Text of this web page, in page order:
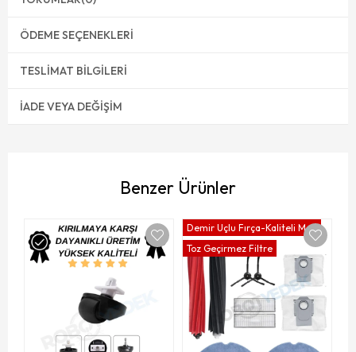
ÖDEME SEÇENEKLERI
TESLIMAT BILGILERI
İADE VEYA DEĞIŞIM
Benzer Ürünler
Demir Uçlu Fırça-Kaliteli Mop
Toz Geçirmez Filtre